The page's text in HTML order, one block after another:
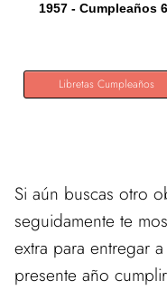
1957 - Cumpleaños
Libretas Cumpleaños
Si aún buscas otro
seguidamente te
extra para entregar
presente año